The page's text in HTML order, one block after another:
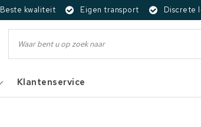
Beste kwaliteit Eigen transport Discrete
Klantenservice